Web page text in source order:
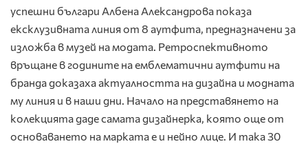
успешни българи Албена Александрова показа
ексклузивната линия от 8 аутфита, предназначени за
изложба в музей на модата. Ретроспективното
връщане в годините на емблематични аутфити на
бранда доказаха актуалността на дизайна и модната
му линия и в наши дни. Начало на представянето на
колекцията даде самата дизайнерка, която още от
основаването на марката е и нейно лице. И така 30